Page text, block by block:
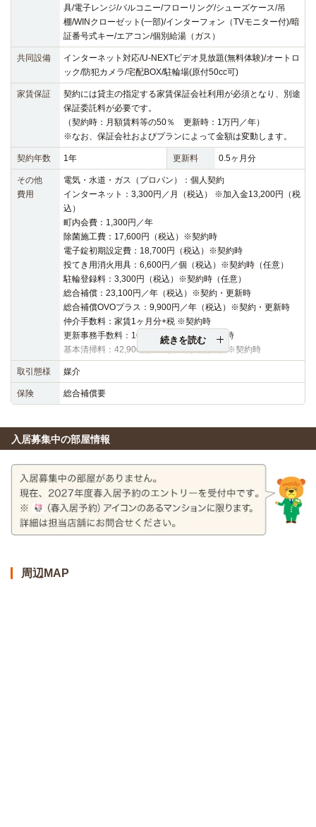
具/電子レンジ/バルコニー/フローリング/シューズケース/吊
棚/WINクローゼット(一部)/インターフォン（TVモニター付)/暗
証番号式キー/エアコン/個別給湯（ガス）
共同設備
インターネット対応/U-NEXTビデオ見放題(無料体験)/オートロ
ック/防犯カメラ/宅配BOX/駐輪場(原付50cc可)
家賃保証
契約には貸主の指定する家賃保証会社利用が必須となり、別途
保証委託料が必要です。
（契約時：月額賃料等の50％ 更新時：1万円／年）
※なお、保証会社およびプランによって金額は変動します。
契約年数 1年 更新料 0.5ヶ月分
その他
費用
電気・水道・ガス（プロパン）：個人契約
インターネット：3,300円／月（税込） ※加入金13,200円（税
込）
町内会費：1,300円／年
除菌施工費：17,600円（税込）※契約時
電子錠初期設定費：18,700円（税込）※契約時
投てき用消火用具：6,600円／個（税込）※契約時（任意）
駐輪登録料：3,300円（税込）※契約時（任意）
総合補償：23,100円／年（税込）※契約・更新時
総合補償OVOプラス：9,900円／年（税込）※契約・更新時
仲介手数料：家賃1ヶ月分+税 ※契約時
更新事務手数料：16,500円（税込）※更新時
基本清掃料：42,900円～48,400円（税込）※契約時
続きを読む
取引態様 媒介
保険 総合補償要
入居募集中の部屋情報
周辺MAP